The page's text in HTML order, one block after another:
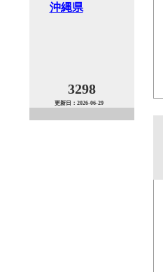
沖縄県
3298
更新日：2026-06-29